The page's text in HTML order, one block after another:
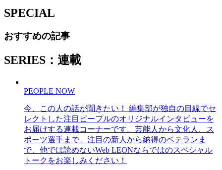
SPECIAL
おすすめの記事
SERIES：連載
PEOPLE NOW
今、この人の話が聞きたい！ 編集部が独自の目線でセ
レクトした注目ピープルのオリジナルインタビューを
お届けする連載コーナーです。芸能人から文化人、ス
ポーツ選手まで、注目の新人から納得のベテランま
で、他では読めないWeb LEONならではのスペシャル
トークをお楽しみください！